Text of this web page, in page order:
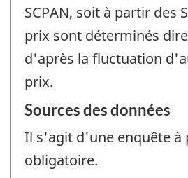
SCPAN, soit à partir des
prix sont déterminés
d'après la fluctuation
prix.
Sources des données
Il s'agit d'une enquête à
obligatoire.